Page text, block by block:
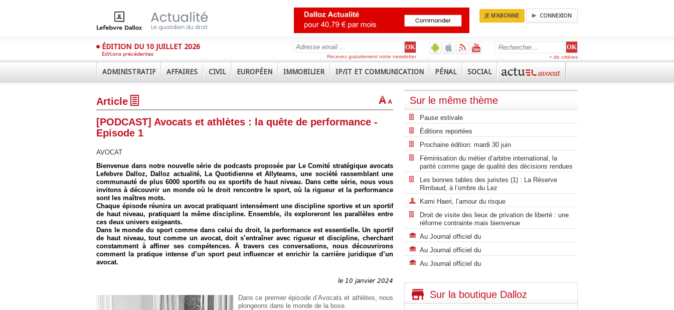
JE M'ABONNE CONNEXION
ÉDITION DU 10 JUILLET 2026
Éditions précédentes
+ de critères
Recevez gratuitement notre newsletter
ADMINISTRATIF AFFAIRES CIVIL EUROPÉEN IMMOBILIER IP/IT ET COMMUNICATION PÉNAL SOCIAL
Article
[PODCAST] Avocats et athlètes : la quête de performance -
Episode 1
AVOCAT
Bienvenue dans notre nouvelle série de podcasts proposée par Le Comité stratégique avocats
Lefebvre Dalloz, Dalloz actualité, La Quotidienne et Allyteams, une société rassemblant une
communauté de plus 6000 sportifs ou ex sportifs de haut niveau. Dans cette série, nous vous
invitons à découvrir un monde où le droit rencontre le sport, où la rigueur et la performance
sont les maîtres mots.
Chaque épisode réunira un avocat pratiquant intensément une discipline sportive et un sportif
de haut niveau, pratiquant la même discipline. Ensemble, ils exploreront les parallèles entre
ces deux univers exigeants.
Dans le monde du sport comme dans celui du droit, la performance est essentielle. Un sportif
de haut niveau, tout comme un avocat, doit s’entraîner avec rigueur et discipline, cherchant
constamment à affiner ses compétences. À travers ces conversations, nous découvrirons
comment la pratique intense d’un sport peut influencer et enrichir la carrière juridique d’un
avocat.
le 10 janvier 2024
Dans ce premier épisode d’Avocats et athlètes, nous
plongeons dans le monde de la boxe.
Sur le même thème
Pause estivale
Éditions reportées
Prochaine édition: mardi 30 juin
Féminisation du métier d’arbitre international, la
parité comme gage de qualité des décisions rendues
Les bonnes tables des juristes (1) : La Réserve
Rimbaud, à l’ombre du Lez
Kami Haeri, l’amour du risque
Droit de visite des lieux de privation de liberté : une
réforme contrainte mais bienvenue
Au Journal officiel du
Au Journal officiel du
Au Journal officiel du
Sur la boutique Dalloz